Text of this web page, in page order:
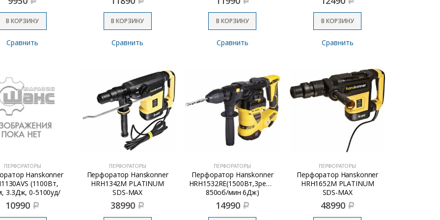
В КОРЗИНУ
Сравнить
В КОРЗИНУ
Сравнить
В КОРЗИНУ
Сравнить
В КОРЗИНУ
Сравнить
ПЕРФОРАТОРЫ
Hanskonner
(1100Вт,
3.3Дж, 0-5100уд/
3 реж, 4м
10990 Р
ПЕРФОРАТОРЫ
Перфоратор Hanskonner
HRH1342M PLATINUM
SDS-MAX
(1350Вт,42мм,10Дж,235-
514об/мин)
38990 Р
ПЕРФОРАТОРЫ
Перфоратор Hanskonner
HRH1532RE(1500Вт,3реж,0-
850об/мин 6Дж)
14990 Р
ПЕРФОРАТОРЫ
Перфоратор Hanskonner
HRH1652M PLATINUM
SDS-MAX
(1600Вт,52мм,15Дж,150-
305об/мин)
48990 Р